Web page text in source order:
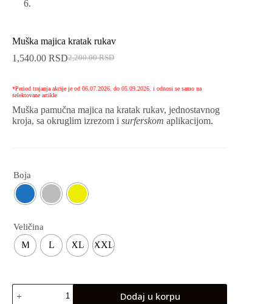
Muška majica kratak rukav
2,200.00RSD
1,540.00 RSD
*Period trajanja akcije je od 06.07.2026. do 05.09.2026. i odnosi se samo na
selektovane artikle
Muška pamučna majica na kratak rukav, jednostavnog
kroja, sa okruglim izrezom i surferskom aplikacijom.
Boja
Veličina
M L XL XXL
Dodaj u korpu